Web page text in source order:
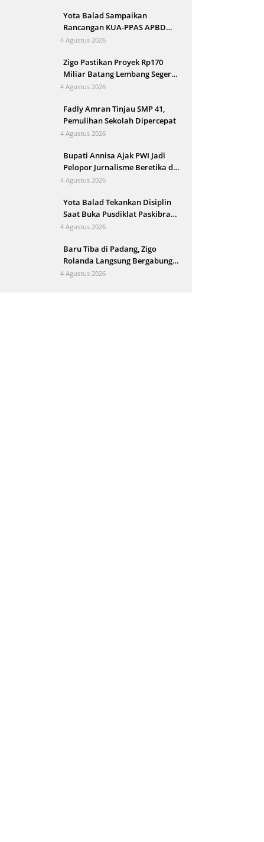
Yota Balad Sampaikan
Rancangan KUA-PPAS APBD
Kota Pariaman 2027 ke DPRD
4 Agustus 2026
Zigo Pastikan Proyek Rp170
Miliar Batang Lembang Segera
Berjalan
4 Agustus 2026
Fadly Amran Tinjau SMP 41,
Pemulihan Sekolah Dipercepat
4 Agustus 2026
Bupati Annisa Ajak PWI Jadi
Pelopor Jurnalisme Beretika di
Tengah Perkembangan AI
4 Agustus 2026
Yota Balad Tekankan Disiplin
Saat Buka Pusdiklat Paskibraka
Pariaman
4 Agustus 2026
Baru Tiba di Padang, Zigo
Rolanda Langsung Bergabung
Evakuasi Korban Banjir
4 Agustus 2026